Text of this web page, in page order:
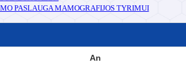
PASLAUGA MAMOGRAFIJOS TYRIMUI
An